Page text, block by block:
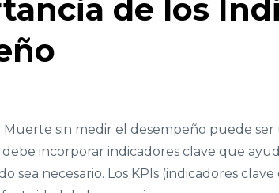
de los
sin medir el desempeño puede ser
incorporar indicadores clave que
sea necesario. Los KPIs (indicadores